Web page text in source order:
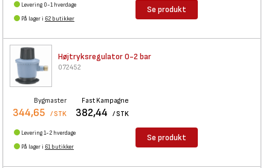
Levering 0-1 hverdage
På lager i 62 butikker
Se produkt
Højtryksregulator 0-2 bar
072452
Bygmaster
344,65 / STK
Fast Kampagne
382,44 / STK
Levering 1-2 hverdage
På lager i 61 butikker
Se produkt